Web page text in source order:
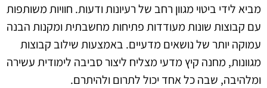
מביא לידי ביטוי מגוון רחב של רעיונות ודעות. חוויות משותפות
עם קבוצות שונות מעודדות פתיחות מחשבתית ומקנות הבנה
עמוקה יותר של נושאים מדעיים. באמצעות שילוב קבוצות
מגוונות, מחנה קיץ מדעי מצליח ליצור סביבה לימודית עשירה
ומלהיבה, שבה כל אחד יכול לתרום ולהיתרם.